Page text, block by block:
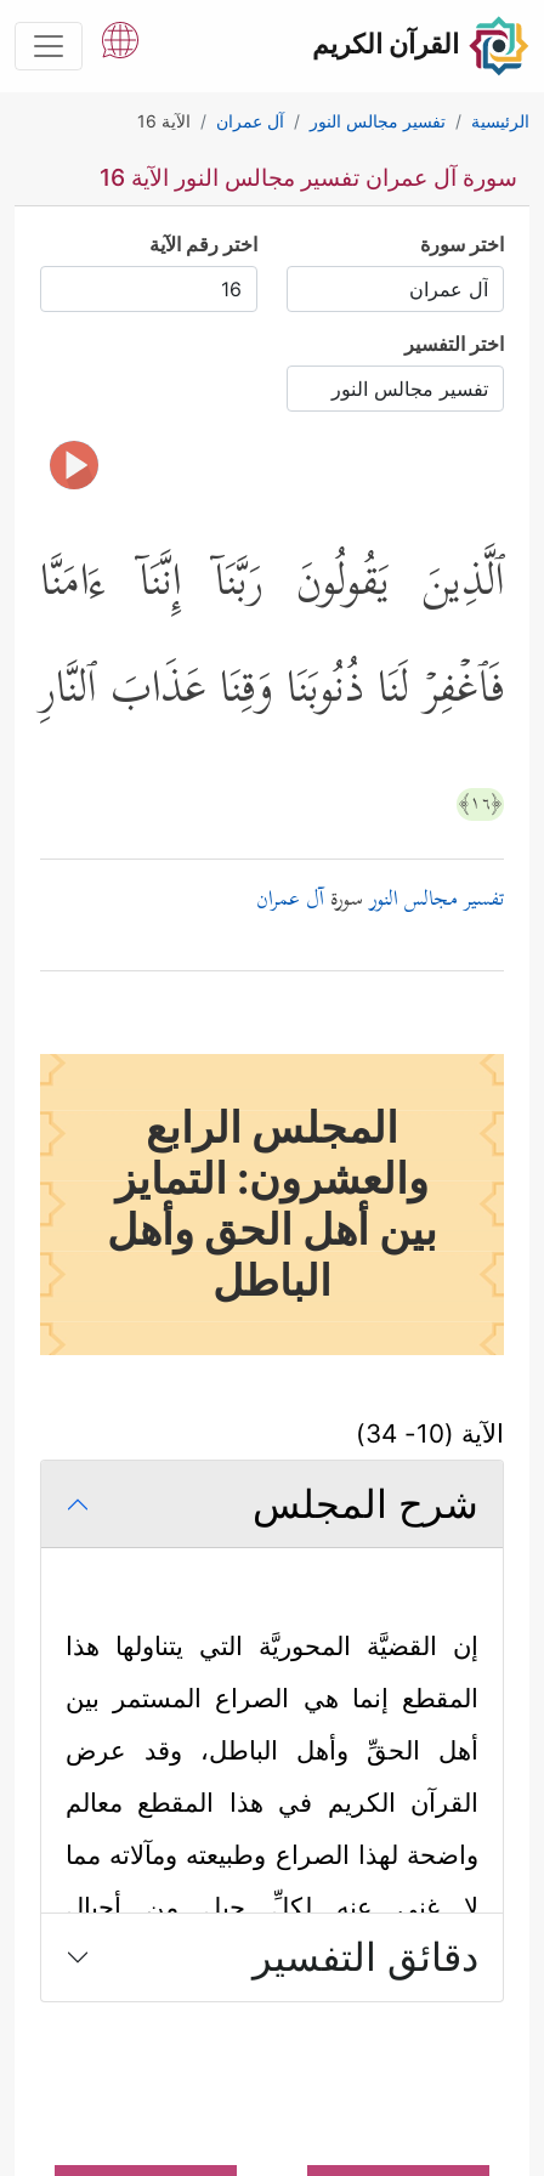
القرآن الكريم
الرئيسية تفسير مجالس النور آل عمران الآية 16
سورة آل عمران تفسير مجالس النور الآية 16
اختر سورة اختر رقم الآية
اختر التفسير
ٱلَّذِینَ یَقُولُونَ رَبَّنَاۤ إِنَّنَاۤ ءَامَنَّا
فَٱغۡفِرۡ لَنَا ذُنُوبَنَا وَقِنَا عَذَابَ ٱلنَّارِ
﴿١٦﴾
تفسير مجالس النورسورةآل عمران
المجلس الرابع
والعشرون: التمايز
بين أهل الحق وأهل
الباطل
الآية (10- 34)
شرح المجلس
إن القضيَّة المحوريَّة التي يتناولها هذا
المقطع إنما هي الصراع المستمر بين
أهل الحقِّ وأهل الباطل، وقد عرض
القرآن الكريم في هذا المقطع معالم
واضحة لهذا الصراع وطبيعته ومآلاته مما
لا غنى عنه لكلِّ جيلٍ من أجيال
المؤمنين، وفي كلِّ حلقةٍ من حلقات هذا
الصراع.
الإسلام
دقائق التفسير